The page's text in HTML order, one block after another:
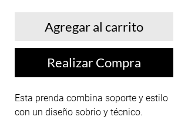
Agregar al carrito
Realizar Compra
Esta prenda combina soporte y estilo
con un diseño sobrio y técnico.